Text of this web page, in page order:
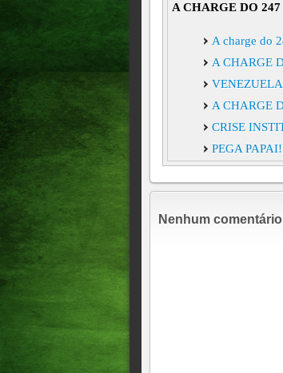
A CHARGE DO 247
A charge do
A CHARGE
A CHARGE
CRISE
PEGA
Nenhum